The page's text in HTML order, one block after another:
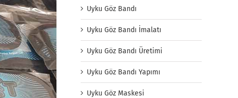
Uyku Göz Bandı
Uyku Göz Bandı İmalatı
Uyku Göz Bandı Üretimi
Uyku Göz Bandı Yapımı
Uyku Göz Maskesi